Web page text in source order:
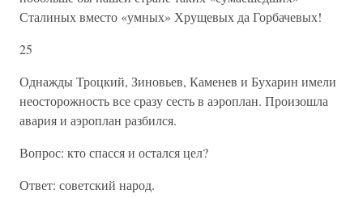
Сталиных вместо «умных» Хрущевых да Горбачевых!
25
Однажды Троцкий, Зиновьев, Каменев и Бухарин имели
неосторожность все сразу сесть в аэроплан. Произошла
авария и аэроплан разбился.
Вопрос: кто спасся и остался цел?
Ответ: советский народ.